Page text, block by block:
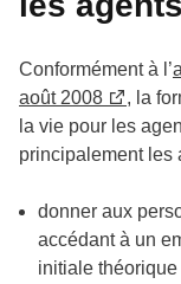
Conformément à l’
août 2008
, la
la vie pour les
principalement les
donner aux
accédant à un
initiale